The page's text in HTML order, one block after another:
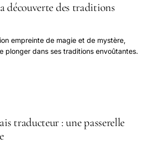
découverte des traditions
empreinte de magie et de mystère,
plonger dans ses traditions envoûtantes.
traducteur : une passerelle